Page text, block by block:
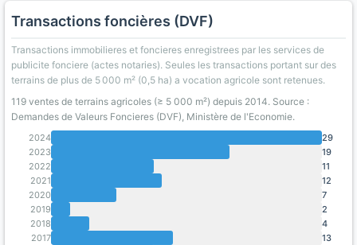
Transactions foncières (DVF)
Transactions immobilieres et foncieres enregistrees par les services de
publicite fonciere (actes notaries). Seules les transactions portant sur des
terrains de plus de 5 000 m² (0,5 ha) a vocation agricole sont retenues.
119 ventes de terrains agricoles (≥ 5 000 m²) depuis 2014. Source :
Demandes de Valeurs Foncieres (DVF), Ministère de l'Economie.
2024
29
2023
19
2022
11
2021
12
2020
7
2019
2
2018
4
2017
13